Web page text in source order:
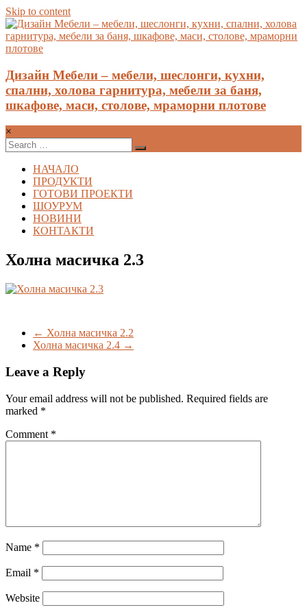
Skip to content
Дизайн Мебели – мебели, шеслонги, кухни,
спални, холова гарнитура, мебели за баня,
шкафове, маси, столове, мраморни плотове
×
НАЧАЛО
ПРОДУКТИ
ГОТОВИ ПРОЕКТИ
ШОУРУМ
НОВИНИ
КОНТАКТИ
Холна масичка 2.3
← Холна масичка 2.2
Холна масичка 2.4 →
Leave a Reply
Your email address will not be published. Required fields are
marked *
Comment *
Name *
Email *
Website